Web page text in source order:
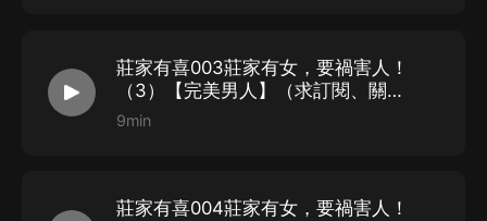
莊家有喜003莊家有女，要禍害人！
（3）【完美男人】（求訂閱、關
注、月票）
9min
莊家有喜004莊家有女，要禍害人！